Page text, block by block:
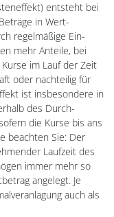
ent­steht bei
in Wert­
regel­mäßige Ein­
mehr Anteile, bei
im Lauf der Zeit
oder nach­teilig für
ist ins­beson­dere in
des Durch­
die Kurse bis ans
beachten Sie: Der
Lauf­zeit des
immer mehr so
angelegt. Je
auch als